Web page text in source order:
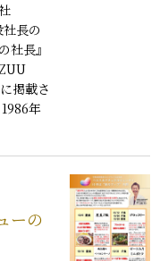
長の
社長』
掲載さ
年
ーの